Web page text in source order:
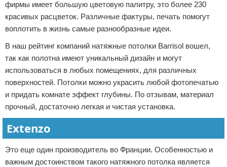
фирмы имеет большую цветовую палитру, это более 230
красивых расцветок. Различные фактуры, печать помогут
воплотить в жизнь самые разнообразные идеи.
В наш рейтинг компаний натяжные потолки Barrisol вошел,
так как полотна имеют уникальный дизайн и могут
использоваться в любых помещениях, для различных
поверхностей. Потолки можно украсить любой фотопечатью
и придать комнате эффект глубины. По отзывам, материал
прочный, достаточно легкая и чистая установка.
Extenzo
Это еще один производитель во Франции. Особенностью и
важным достоинством такого натяжного потолка является